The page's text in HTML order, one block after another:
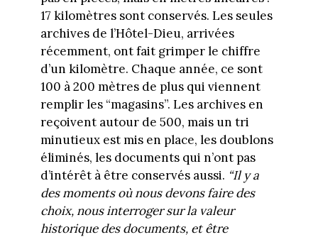
17 kilomètres sont conservés. Les seules
archives de l’Hôtel-Dieu, arrivées
récemment, ont fait grimper le chiffre
d’un kilomètre. Chaque année, ce sont
100 à 200 mètres de plus qui viennent
remplir les “magasins”. Les archives en
reçoivent autour de 500, mais un tri
minutieux est mis en place, les doublons
éliminés, les documents qui n’ont pas
d’intérêt à être conservés aussi. “Il y a
des moments où nous devons faire des
choix, nous interroger sur la valeur
historique des documents, et être